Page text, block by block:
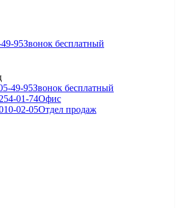
95Звонок бесплатный
49-95Звонок бесплатный
01-74Офис
02-05Отдел продаж